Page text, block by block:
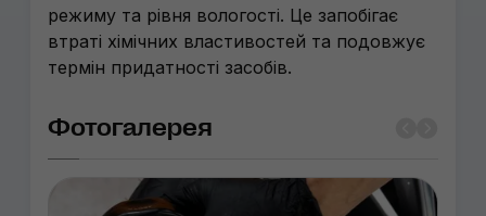
режиму та рівня вологості. Це запобігає
втраті хімічних властивостей та подовжує
термін придатності засобів.
Фотогалерея